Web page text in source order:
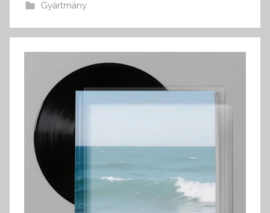
Gyártmány